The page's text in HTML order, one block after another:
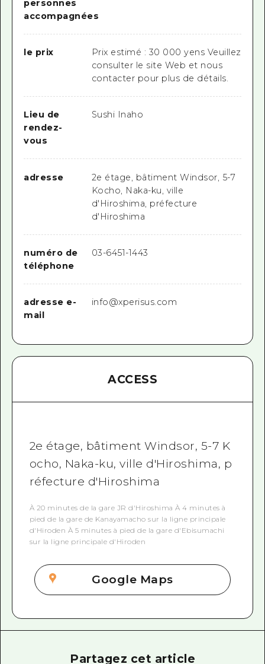
personnes
accompagnées
le prix
Prix estimé : 30 000 yens Veuillez
consulter le site Web et nous
contacter pour plus de détails.
Lieu de
rendez-
vous
Sushi Inaho
adresse
2e étage, bâtiment Windsor, 5-7
Kocho, Naka-ku, ville
d'Hiroshima, préfecture
d'Hiroshima
numéro de
téléphone
03-6451-1443
adresse e-
mail
info@xperisus.com
ACCESS
2e étage, bâtiment Windsor, 5-7 K
ocho, Naka-ku, ville d'Hiroshima, p
réfecture d'Hiroshima
À 20 minutes de la gare JR d'Hiroshima À 4 minutes à
pied de la gare de Kanayamacho sur la ligne principale
d'Hiroden À 5 minutes à pied de la gare d'Ebisumachi
sur la ligne principale d'Hiroden
Google Maps
Partagez cet article